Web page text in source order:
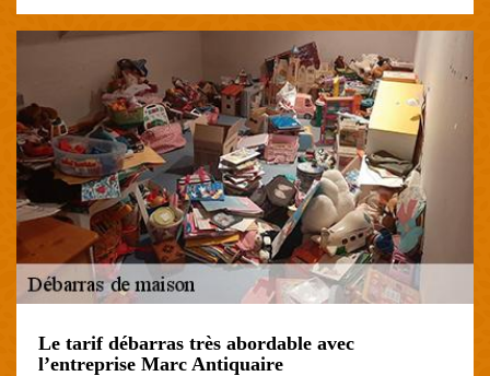
Le tarif débarras très abordable avec
l’entreprise Marc Antiquaire